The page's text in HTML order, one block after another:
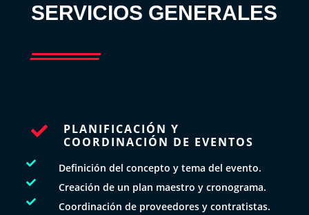
SERVICIOS GENERALES

PLANIFICACIÓN Y
COORDINACIÓN DE EVENTOS
 Definición del concepto y tema del evento.
 Creación de un plan maestro y cronograma.
 Coordinación de proveedores y contratistas.